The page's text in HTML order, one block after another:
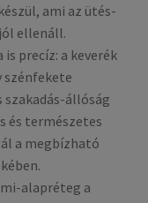
ami az ütés-
ellenáll.
precíz: a keverék
szénfekete
szakadás-állóság
és természetes
a megbízható
alapréteg a